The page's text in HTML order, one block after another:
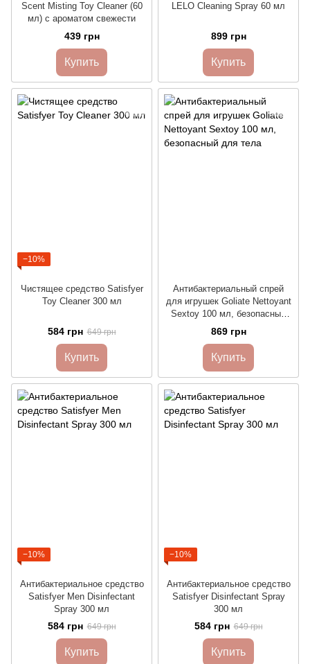
Scent Misting Toy Cleaner (60
мл) с ароматом свежести
439 грн
Купить
LELO Cleaning Spray 60 мл
899 грн
Купить
−10%
Чистящее средство Satisfyer
Toy Cleaner 300 мл
584 грн 649 грн
Купить
Антибактериальный спрей
для игрушек Goliate Nettoyant
Sextoy 100 мл, безопасный
для тела
869 грн
Купить
−10%
Антибактериальное средство
Satisfyer Men Disinfectant
Spray 300 мл
584 грн 649 грн
Купить
−10%
Антибактериальное средство
Satisfyer Disinfectant Spray
300 мл
584 грн 649 грн
Купить